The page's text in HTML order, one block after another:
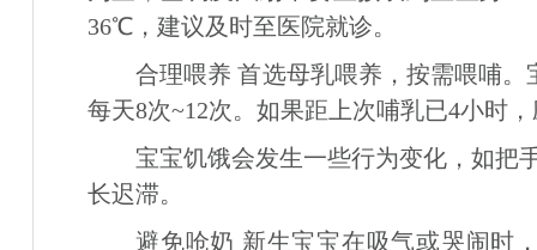
36℃，建议及时至医院就诊。
合理喂养 首选母乳喂养，按需喂哺
每天8次~12次。如果距上次哺乳已4小时
宝宝饥饿会发生一些行为变化，如把
长迟滞。
避免呛奶 新生宝宝在吸气或哭闹时